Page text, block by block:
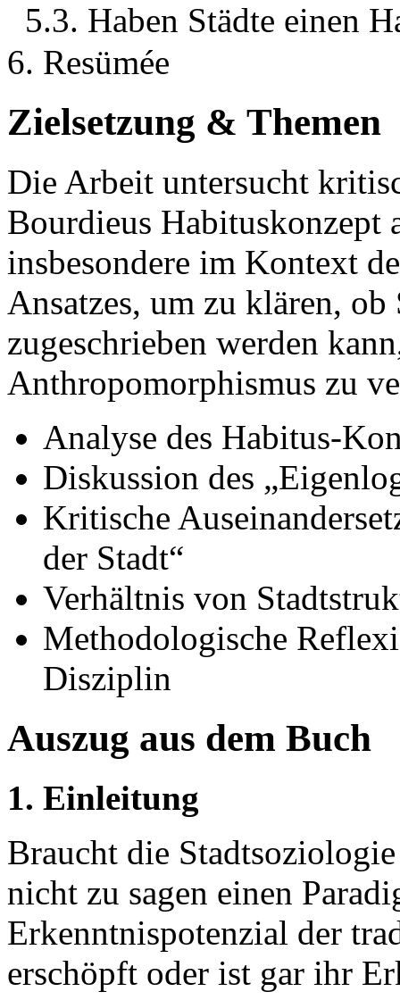
5.3. Haben Städte einen
6. Resümée
Zielsetzung & Themen
Die Arbeit untersucht
Bourdieus Habituskonzept
insbesondere im Kontext
Ansatzes, um zu klären,
zugeschrieben werden
Anthropomorphismus zu
Analyse des Habitus-
Diskussion des
Kritische
der Stadt“
Verhältnis von
Methodologische
Disziplin
Auszug aus dem Buch
1. Einleitung
Braucht die
nicht zu sagen einen
Erkenntnispotenzial der
erschöpft oder ist gar ihr